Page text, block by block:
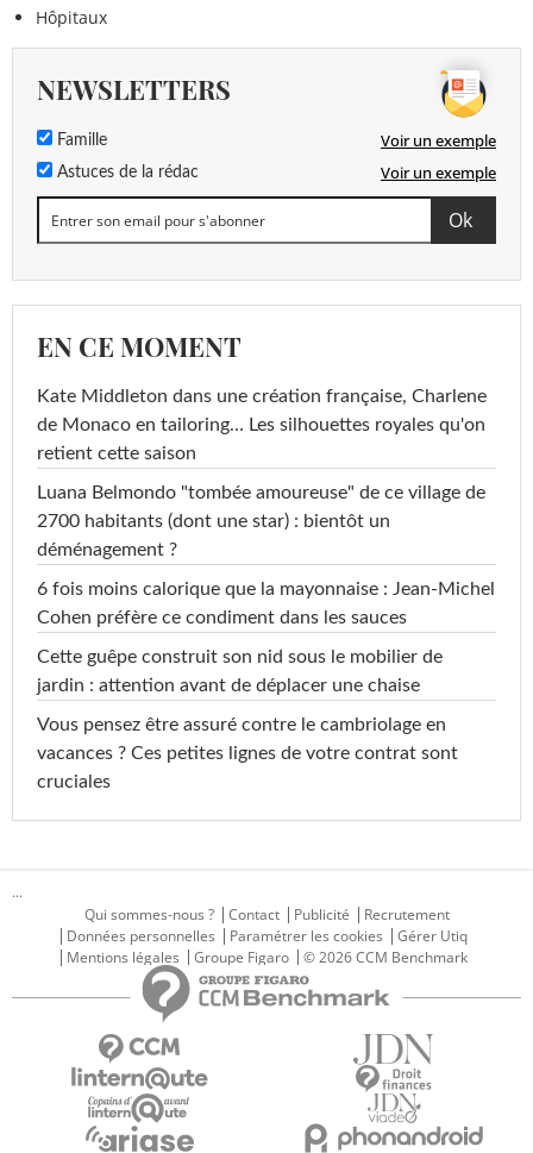
Hôpitaux
NEWSLETTERS
Famille Voir un exemple
Astuces de la rédac Voir un exemple
EN CE MOMENT
Kate Middleton dans une création française, Charlene
de Monaco en tailoring… Les silhouettes royales qu'on
retient cette saison
Luana Belmondo "tombée amoureuse" de ce village de
2700 habitants (dont une star) : bientôt un
déménagement ?
6 fois moins calorique que la mayonnaise : Jean-Michel
Cohen préfère ce condiment dans les sauces
Cette guêpe construit son nid sous le mobilier de
jardin : attention avant de déplacer une chaise
Vous pensez être assuré contre le cambriolage en
vacances ? Ces petites lignes de votre contrat sont
cruciales
...
Qui sommes-nous ?
Contact Publicité
Recrutement
Données personnelles
Paramétrer les cookies
Gérer Utiq
Mentions légales
Groupe Figaro © 2026 CCM Benchmark